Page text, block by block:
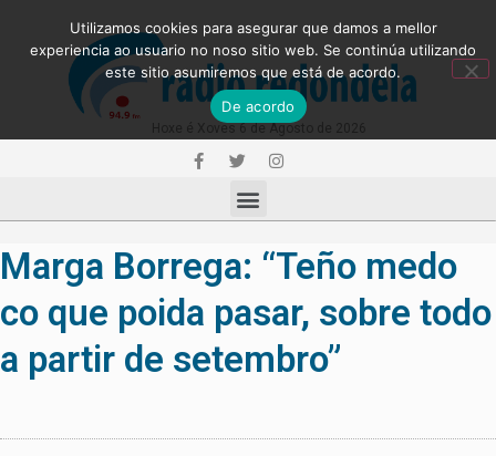
Marga Borrega: “Teño medo
co que poida pasar, sobre todo
a partir de setembro”
Utilizamos cookies para asegurar que damos a mellor
experiencia ao usuario no noso sitio web. Se continúa utilizando
este sitio asumiremos que está de acordo.
De acordo